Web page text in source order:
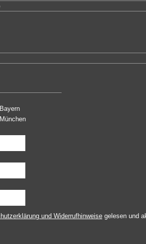
und Widerrufhinweise gelesen und